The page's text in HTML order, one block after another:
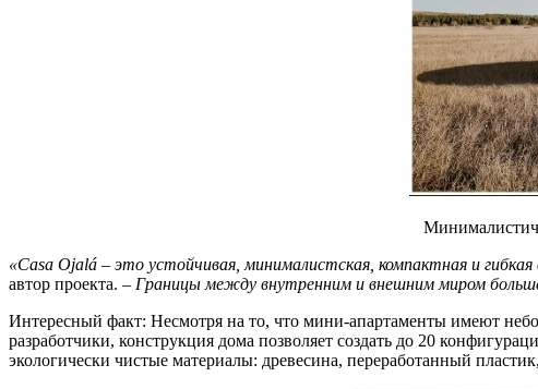
«Casa Ojalá – это устойчивая, минималистская, компактная и
автор проекта. – Границы между внутренним и внешним миром
Интересный факт: Несмотря на то, что мини-апартаменты имеют
разработчики, конструкция дома позволяет создать до 20
экологически чистые материалы: древесина, переработанный